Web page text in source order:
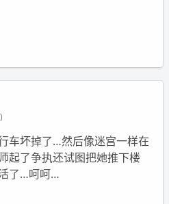
车坏掉了…然后像迷宫一样在
起了争执还试图把她推下楼
了…呵呵…